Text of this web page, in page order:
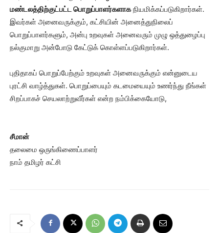
மண்டலத்திற்குட்பட்ட பொறுப்பாளர்களாகநியமிக்கப்படுகிறார்கள்.
இவர்கள் அனைவருக்கும், கட்சியின் அனைத்துநிலைப்
பொறுப்பாளர்களும், அன்பு உறவுகள் அனைவரும் முழு ஒத்துழைப்பு
நல்குமாறு அன்போடு கேட்டுக் கொள்ளப்படுகிறார்கள்.
புதிதாகப் பொறுப்பேற்கும் உறவுகள் அனைவருக்கும் என்னுடைய
புரட்சி வாழ்த்துகள். பொறுப்பையும் கடமையையும் உணர்ந்து நீங்கள்
சிறப்பாகச் செயலாற்றுவீர்கள் என்ற நம்பிக்கையோடு,
சீமான்
தலைமை ஒருங்கிணைப்பாளர்
நாம் தமிழர் கட்சி